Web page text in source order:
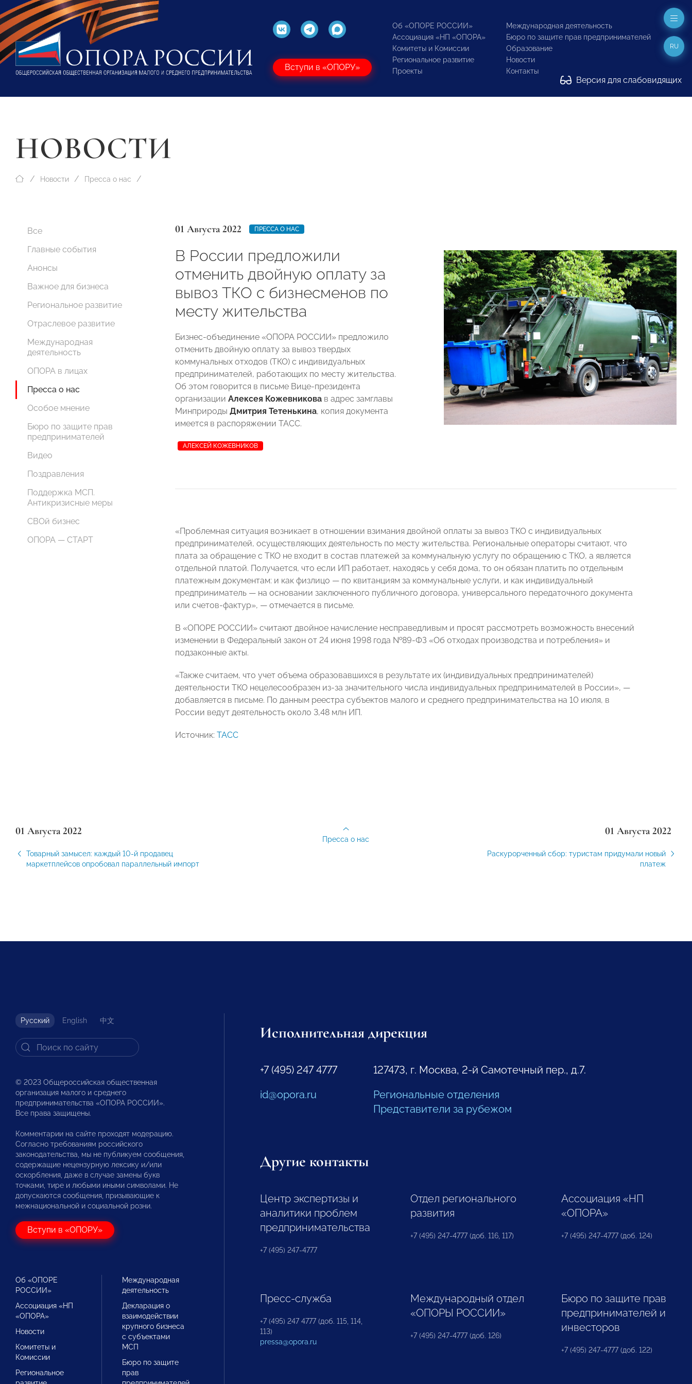
Вступи в «ОПОРУ»
Об «ОПОРЕ РОССИИ»
Ассоциация «НП «ОПОРА»
Комитеты и Комиссии
Региональное развитие
Проекты
Международная деятельность
Бюро по защите прав предпринимателей
Образование
Новости
Контакты
Версия для слабовидящих
RU
НОВОСТИ
Новости Пресса о нас
Все
Главные события
Анонсы
Важное для бизнеса
Региональное развитие
Отраслевое развитие
Международная
деятельность
ОПОРА в лицах
Пресса о нас
Особое мнение
Бюро по защите прав
предпринимателей
Видео
Поздравления
Поддержка МСП.
Антикризисные меры
СВОй бизнес
ОПОРА — СТАРТ
01 Августа 2022 ПРЕССА О НАС
В России предложили
отменить двойную оплату за
вывоз ТКО с бизнесменов по
месту жительства
Бизнес-объединение «ОПОРА РОССИИ» предложило
отменить двойную оплату за вывоз твердых
коммунальных отходов (ТКО) с индивидуальных
предпринимателей, работающих по месту жительства.
Об этом говорится в письме Вице-президента
организации Алексея Кожевникова в адрес замглавы
Минприроды Дмитрия Тетенькина, копия документа
имеется в распоряжении ТАСС.
АЛЕКСЕЙ КОЖЕВНИКОВ
«Проблемная ситуация возникает в отношении взимания двойной оплаты за вывоз ТКО с индивидуальных
предпринимателей, осуществляющих деятельность по месту жительства. Региональные операторы считают, что
плата за обращение с ТКО не входит в состав платежей за коммунальную услугу по обращению с ТКО, а является
отдельной платой. Получается, что если ИП работает, находясь у себя дома, то он обязан платить по отдельным
платежным документам: и как физлицо — по квитанциям за коммунальные услуги, и как индивидуальный
предприниматель — на основании заключенного публичного договора, универсального передаточного документа
или счетов-фактур», — отмечается в письме.
В «ОПОРЕ РОССИИ» считают двойное начисление несправедливым и просят рассмотреть возможность внесений
изменении в Федеральный закон от 24 июня 1998 года №89-ФЗ «Об отходах производства и потребления» и
подзаконные акты.
«Также считаем, что учет объема образовавшихся в результате их (индивидуальных предпринимателей)
деятельности ТКО нецелесообразен из-за значительного числа индивидуальных предпринимателей в России», —
добавляется в письме. По данным реестра субъектов малого и среднего предпринимательства на 10 июля, в
России ведут деятельность около 3,48 млн ИП.
Источник: ТАСС
01 Августа 2022
Товарный замысел: каждый 10-й продавец
маркетплейсов опробовал параллельный импорт
01 Августа 2022
Раскурорченный сбор: туристам придумали новый
платеж
Пресса о нас
Русский English 中文
© 2023 Общероссийская общественная
организация малого и среднего
предпринимательства «ОПОРА РОССИИ».
Все права защищены.
Комментарии на сайте проходят модерацию.
Согласно требованиям российского
законодательства, мы не публикуем сообщения,
содержащие нецензурную лексику и/или
оскорбления, даже в случае замены букв
точками, тире и любыми иными символами. Не
допускаются сообщения, призывающие к
межнациональной и социальной розни.
Вступи в «ОПОРУ»
Об «ОПОРЕ
РОССИИ»
Ассоциация «НП
«ОПОРА»
Новости
Комитеты и
Комиссии
Региональное
Международная
деятельность
Декларация о
взаимодействии
крупного бизнеса
с субъектами
МСП
Бюро по защите
прав
Исполнительная дирекция
+7 (495) 247 4777
id@opora.ru
127473, г. Москва, 2-й Самотечный пер., д.7.
Региональные отделения
Представители за рубежом
Другие контакты
Центр экспертизы и
аналитики проблем
предпринимательства
+7 (495) 247-4777
Отдел регионального
развития
+7 (495) 247-4777 (доб. 116, 117)
Ассоциация «НП
«ОПОРА»
+7 (495) 247-4777 (доб. 124)
Пресс-служба
+7 (495) 247 4777 (доб. 115, 114,
113)
pressa@opora.ru
Международный отдел
«ОПОРЫ РОССИИ»
+7 (495) 247-4777 (доб. 126)
Бюро по защите прав
предпринимателей и
инвесторов
+7 (495) 247-4777 (доб. 122)